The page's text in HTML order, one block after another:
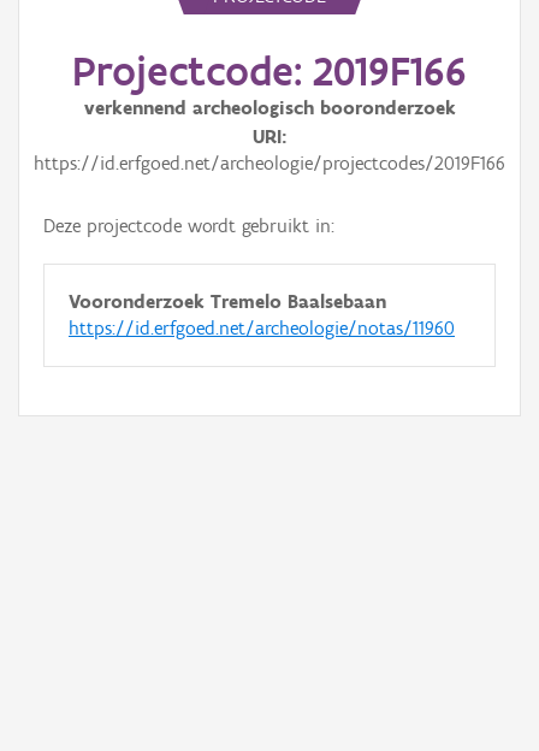
Projectcode: 2019F166
verkennend archeologisch booronderzoek
URI
https://id.erfgoed.net/archeologie/projectcodes/2019F166
Deze projectcode wordt gebruikt in:
Vooronderzoek Tremelo Baalsebaan
https://id.erfgoed.net/archeologie/notas/11960